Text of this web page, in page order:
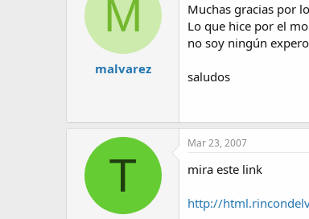
M
malvarez
Muchas gracias por
Lo que hice por el
no soy ningún
saludos
T
Mar 23, 2007
mira este link
http://